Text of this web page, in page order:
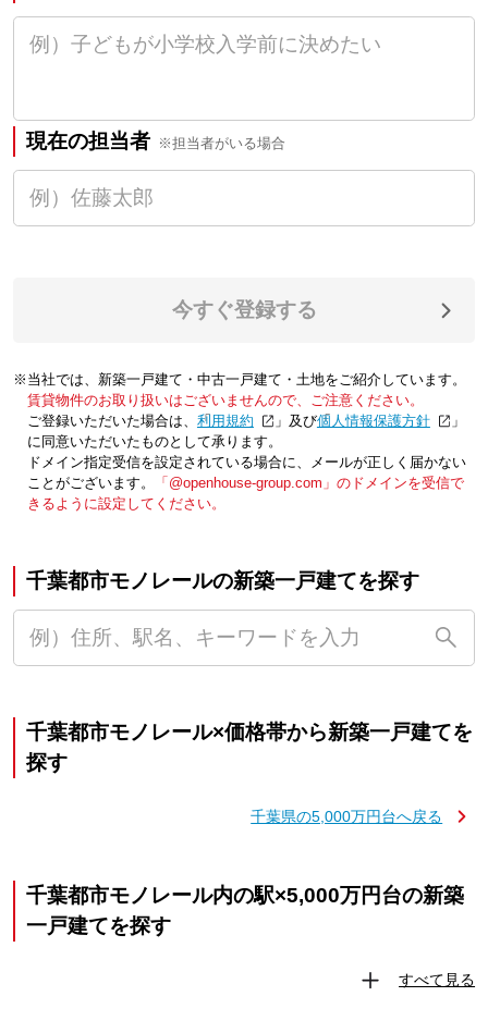
現在の担当者 ※担当者がいる場合
今すぐ登録する
※当社では、新築一戸建て・中古一戸建て・土地をご紹介しています。
賃貸物件のお取り扱いはございませんので、ご注意ください。
ご登録いただいた場合は、「利用規約 」及び「個人情報保護方針
」
に同意いただいたものとして承ります。
ドメイン指定受信を設定されている場合に、メールが正しく届かない
ことがございます。
「@openhouse-group.com」のドメインを受信で
きるように設定してください。
千葉都市モノレールの新築一戸建てを探す
千葉都市モノレール×価格帯から新築一戸建てを
探す
千葉県の5,000万円台へ戻る
千葉都市モノレール内の駅×5,000万円台の新築
一戸建てを探す
すべて見る